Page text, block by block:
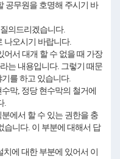
공무원을 호명해 주시기 바
의드리겠습니다.
오시기 바랍니다.
어서 대개 할 수 없을 때 가장
는 내용입니다. 그렇기 때문
를 하고 있습니다.
막, 정당 현수막의 철거에
.
에서 할 수 있는 권한을 충
습니다. 이 부분에 대해서 답
에 대한 부분에 있어서 이